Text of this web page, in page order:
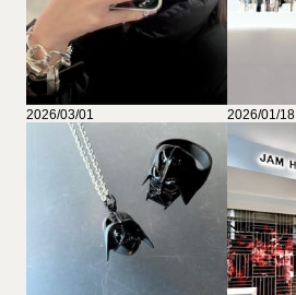
2026/03/01 2026/01/18